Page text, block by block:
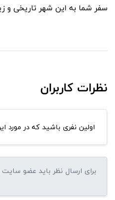
سفر شما به این شهر تاریخی و
نظرات کاربران
اولین نفری باشید که در